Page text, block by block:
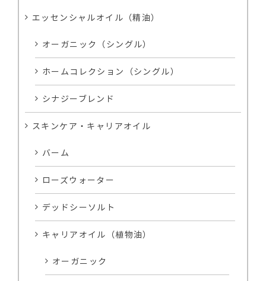
エッセンシャルオイル（精油）
オーガニック（シングル）
ホームコレクション（シングル）
シナジーブレンド
スキンケア・キャリアオイル
バーム
ローズウォーター
デッドシーソルト
キャリアオイル（植物油）
オーガニック